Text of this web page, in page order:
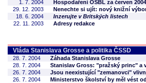
1. 7. 2004
Hospodaření OSBL za červen 2004
29. 12. 2003
Nenechte si ujít: nový knižní
18. 6. 2004
Inzerujte v Britských listech
22. 11. 2003
Adresy redakce
Vláda Stanislava Grosse a politika ČSSD
28. 7. 2004
Záhada Stanislava Grosse
28. 7. 2004
Stanislav Gross: "pražský princ" a
26. 7. 2004
Jsou neexistující "zemanovci"
26. 7. 2004
Ministerstvo školství by měl vést